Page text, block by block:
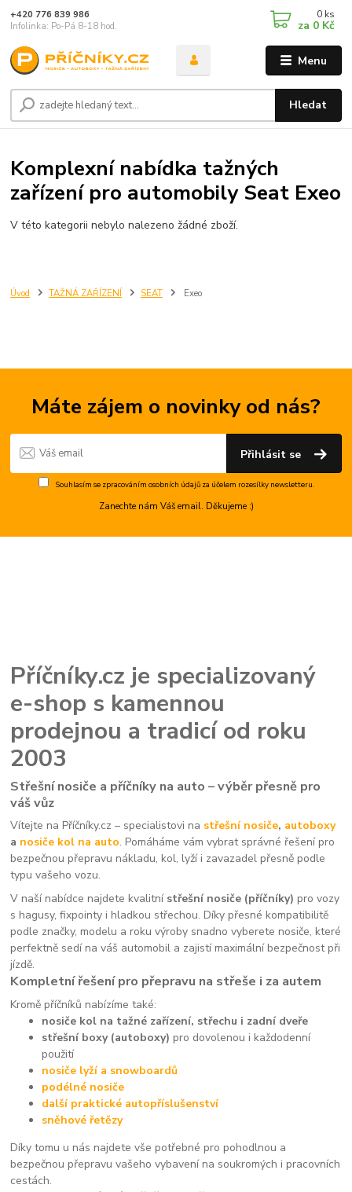
Menu
Hledat
+420 776 839 986
Infolinka: Po-Pá 8-18 hod.
0 ks
za 0 Kč
Úvod TAŽNÁ ZAŘÍZENÍ SEAT Exeo
Komplexní nabídka tažných
zařízení pro automobily Seat Exeo
V této kategorii nebylo nalezeno žádné zboží.
Máte zájem o novinky od nás?
Přihlásit se
Souhlasím se zpracováním osobních údajůza účelem rozesílky newsletteru.
Zanechte nám Váš email. Děkujeme :)
Příčníky.cz je specializovaný
e-shop s kamennou
prodejnou a tradicí od roku
2003
Střešní nosiče a příčníky na auto – výběr přesně pro
váš vůz
Vítejte na Příčníky.cz – specialistovi na střešní nosiče, autoboxy
a nosiče kol na auto. Pomáháme vám vybrat správné řešení pro
bezpečnou přepravu nákladu, kol, lyží i zavazadel přesně podle
typu vašeho vozu.
V naší nabídce najdete kvalitní střešní nosiče (příčníky) pro vozy
s hagusy, fixpointy i hladkou střechou. Díky přesné kompatibilitě
podle značky, modelu a roku výroby snadno vyberete nosiče, které
perfektně sedí na váš automobil a zajistí maximální bezpečnost při
jízdě.
Kompletní řešení pro přepravu na střeše i za autem
Kromě příčníků nabízíme také:
nosiče kol na tažné zařízení, střechu i zadní dveře
střešní boxy (autoboxy) pro dovolenou i každodenní
použití
nosiče lyží a snowboardů
podélné nosiče
další praktické autopříslušenství
sněhové řetězy
Díky tomu u nás najdete vše potřebné pro pohodlnou a
bezpečnou přepravu vašeho vybavení na soukromých i pracovních
cestách.